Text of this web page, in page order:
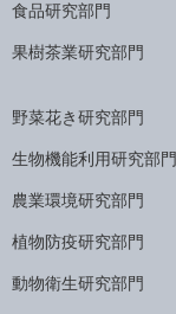
食品研究部門
果樹茶業研究部門
野菜花き研究部門
生物機能利用研究部門
農業環境研究部門
植物防疫研究部門
動物衛生研究部門